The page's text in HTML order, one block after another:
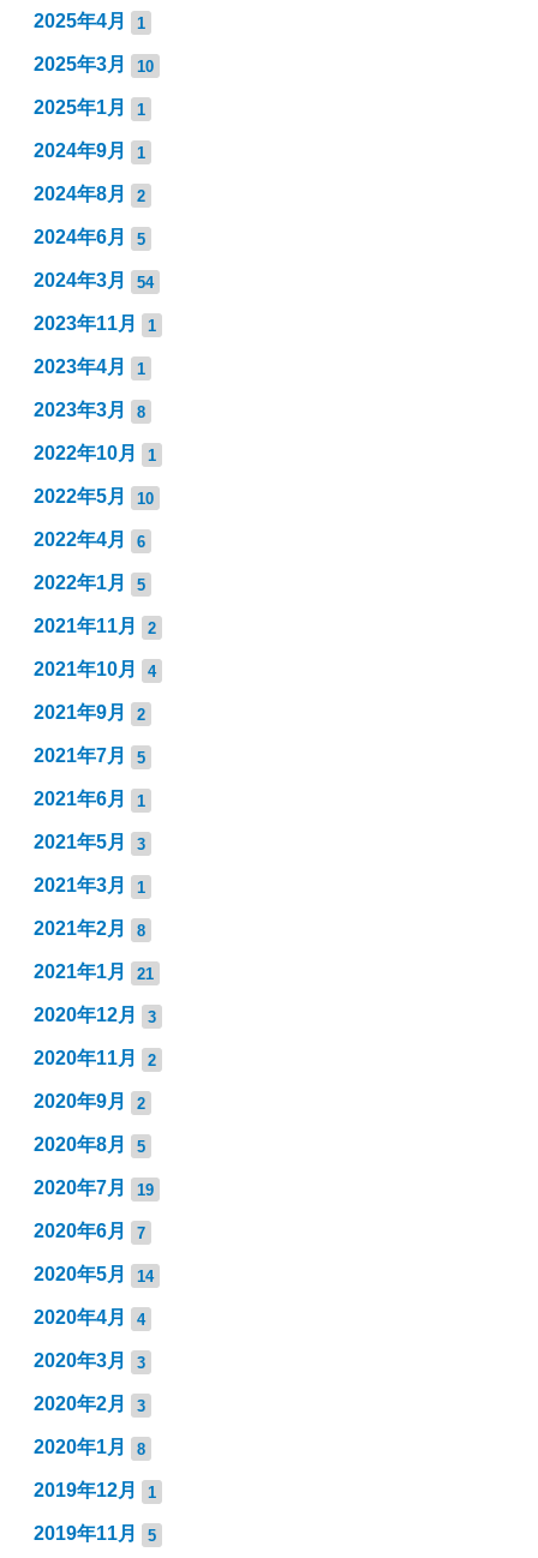
2025年4月 1
2025年3月 10
2025年1月 1
2024年9月 1
2024年8月 2
2024年6月 5
2024年3月 54
2023年11月 1
2023年4月 1
2023年3月 8
2022年10月 1
2022年5月 10
2022年4月 6
2022年1月 5
2021年11月 2
2021年10月 4
2021年9月 2
2021年7月 5
2021年6月 1
2021年5月 3
2021年3月 1
2021年2月 8
2021年1月 21
2020年12月 3
2020年11月 2
2020年9月 2
2020年8月 5
2020年7月 19
2020年6月 7
2020年5月 14
2020年4月 4
2020年3月 3
2020年2月 3
2020年1月 8
2019年12月 1
2019年11月 5